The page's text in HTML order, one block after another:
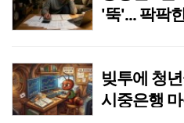
1시간전 [사설] '거점국립대 패키
3시간전 홈플러스 충청권 5곳 영
'뚝'... 팍팍
빚투에 청
시중은행